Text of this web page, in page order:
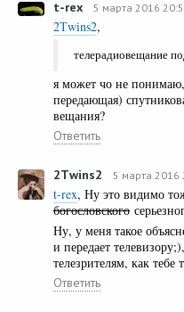
t-rex 5 марта 2016
2Тwins2,
телерадиовещание
я может чо не
передающая)
вещания?
Ответить
2Тwins2 5 марта 2016
t-rex, Ну это видимо
богословского
Ну, у меня такое
и передает
телезрителям, как тебе
Ответить